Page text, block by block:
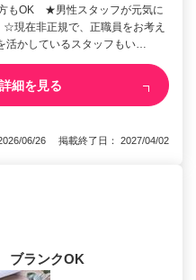
もOK ★男性スタッフが元気に
現在非正規で、正職員をお考え
活かしているスタッフもい…
詳細を見る
06/26 掲載終了日： 2027/04/02
ブランクOK